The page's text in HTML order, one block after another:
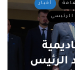
أخبار
الرئيسي
الرئيس